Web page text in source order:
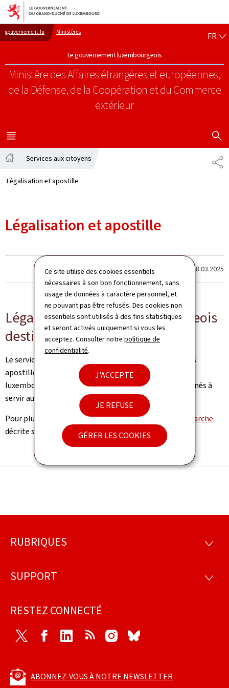
Ce site utilise des cookies essentiels
nécessaires à son bon fonctionnement, sans
usage de données à caractère personnel, et
ne pouvant pas être refusés. Des cookies non
essentiels sont utilisés à des fins statistiques
et seront activés uniquement si vous les
acceptez. Consulter notrepolitique de
confidentialité.
J'ACCEPTE
JE REFUSE
GÉRER LES COOKIES
Aller au menu principal
Aller au contenu
gouvernement.lu Ministères
Le gouvernement luxembourgeois
Ministère des Affaires étrangères et européennes,
de la Défense, de la Coopération et du Commerce
extérieur
FR
MENU
PRINCIPAL
Services aux citoyens
Légalisation et apostille
Légalisation et apostille
Dernière modification le 28.03.2025
Légaliser des actes luxembourgeois
destinés à l'étranger
Le service de légalisation émet des légalisations et des
apostilles de signatures d'autorités publiques
luxembourgeoises appliquées sur des documents destinés à
servir auprès d'autorités publiques d'un pays étranger.
Pour plus d'explications, veuillez vous référer à la
démarche
décrite sur le portail Citoyens, Guichet.lu.
Pied
page
RUBRIQUES
SUPPORT
RESTEZ CONNECTÉ
Twitter FacebookLinkedIn RSS Instagram
ABONNEZ-VOUS À NOTRE NEWSLETTER